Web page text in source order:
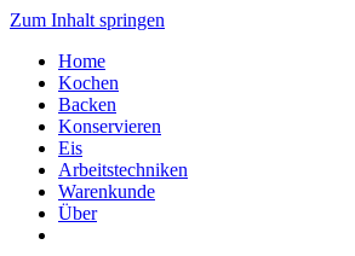
Zum Inhalt springen
Home
Kochen
Backen
Konservieren
Eis
Arbeitstechniken
Warenkunde
Über